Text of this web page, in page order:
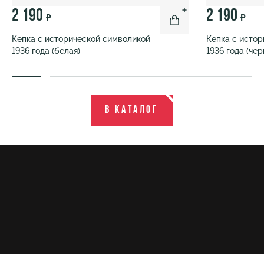
2 190 ₽
Кепка с исторической символикой
1936 года (белая)
2 190 ₽
Кепка с
1936 года
В каталог